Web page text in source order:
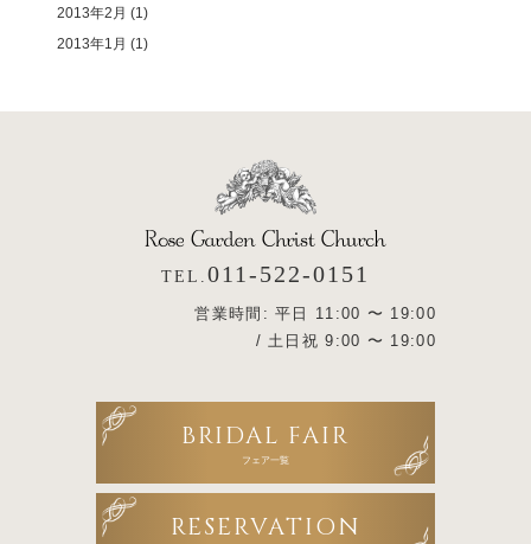
2013年2月 (1)
2013年1月 (1)
TEL. 011-522-0151
営業時間: 平日 11:00 〜 19:00
/ 土日祝 9:00 〜 19:00
BRIDAL FAIR
フェア一覧
RESERVATION